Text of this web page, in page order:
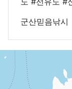
군산믿음낚시